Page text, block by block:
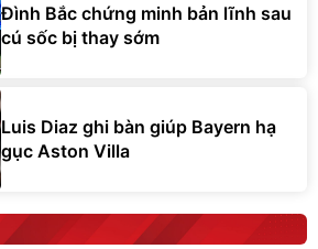
Đình Bắc chứng minh bản lĩnh sau
cú sốc bị thay sớm
Luis Diaz ghi bàn giúp Bayern hạ
gục Aston Villa